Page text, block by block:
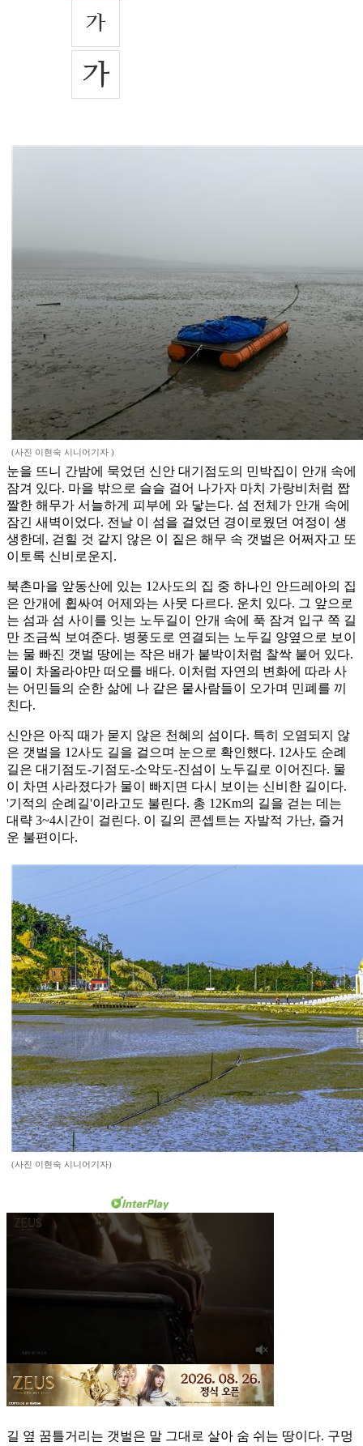
(사진 이현숙 시니어기자 )
눈을 뜨니 간밤에 묵었던 신안 대기점도의 민박집이 안개 속에
잠겨 있다. 마을 밖으로 슬슬 걸어 나가자 마치 가랑비처럼 짭
짤한 해무가 서늘하게 피부에 와 닿는다. 섬 전체가 안개 속에
잠긴 새벽이었다. 전날 이 섬을 걸었던 경이로웠던 여정이 생
생한데, 걷힐 것 같지 않은 이 짙은 해무 속 갯벌은 어쩌자고 또
이토록 신비로운지.
북촌마을 앞동산에 있는 12사도의 집 중 하나인 안드레아의 집
은 안개에 휩싸여 어제와는 사뭇 다르다. 운치 있다. 그 앞으로
는 섬과 섬 사이를 잇는 노두길이 안개 속에 푹 잠겨 입구 쪽 길
만 조금씩 보여준다. 병풍도로 연결되는 노두길 양옆으로 보이
는 물 빠진 갯벌 땅에는 작은 배가 붙박이처럼 찰싹 붙어 있다.
물이 차올라야만 떠오를 배다. 이처럼 자연의 변화에 따라 사
는 어민들의 순한 삶에 나 같은 뭍사람들이 오가며 민폐를 끼
친다.
신안은 아직 때가 묻지 않은 천혜의 섬이다. 특히 오염되지 않
은 갯벌을 12사도 길을 걸으며 눈으로 확인했다. 12사도 순례
길은 대기점도-기점도-소악도-진섬이 노두길로 이어진다. 물
이 차면 사라졌다가 물이 빠지면 다시 보이는 신비한 길이다.
'기적의 순례길'이라고도 불린다. 총 12Km의 길을 걷는 데는
대략 3~4시간이 걸린다. 이 길의 콘셉트는 자발적 가난, 즐거
운 불편이다.
(사진 이현숙 시니어기자)
길 옆 꿈틀거리는 갯벌은 말 그대로 살아 숨 쉬는 땅이다. 구멍